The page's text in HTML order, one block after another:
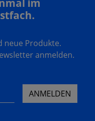
im
neue Produkte.
anmelden.
ANMELDEN